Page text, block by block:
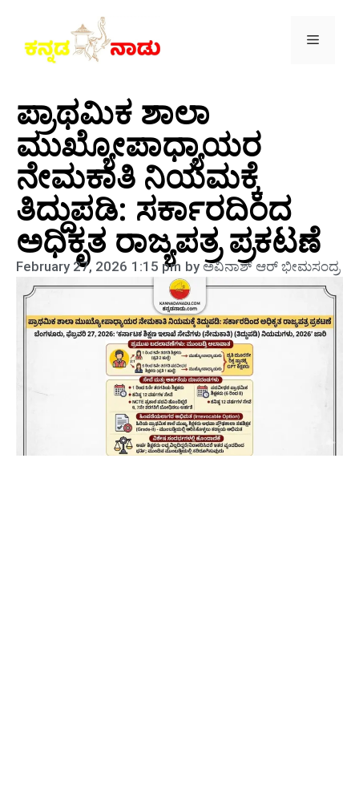
ಪ್ರಾಥಮಿಕ ಶಾಲಾ
ಮುಖ್ಯೋಪಾಧ್ಯಾಯರ
ನೇಮಕಾತಿ ನಿಯಮಕ್ಕೆ
ತಿದ್ದುಪಡಿ: ಸರ್ಕಾರದಿಂದ
ಅಧಿಕೃತ ರಾಜ್ಯಪತ್ರ ಪ್ರಕಟಣೆ
February 27, 2026 1:15 pm byಅವಿನಾಶ್‌ ಆರ್‌ ಭೀಮಸಂದ್ರ